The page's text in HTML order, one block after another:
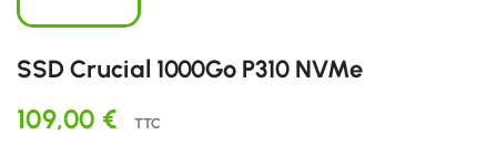
SSD Crucial 1000Go P310 NVMe
109,00 € TTC